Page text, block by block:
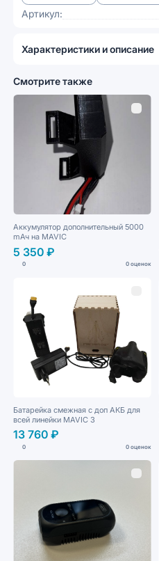
Артикул:
Характеристики и описание
Смотрите также
Аккумулятор дополнительный 5000
mАч на MAVIС
5 350 ₽
0 0 оценок
Батарейка смежная с доп АКБ для
всей линейки MAVIС 3
13 760 ₽
0 0 оценок